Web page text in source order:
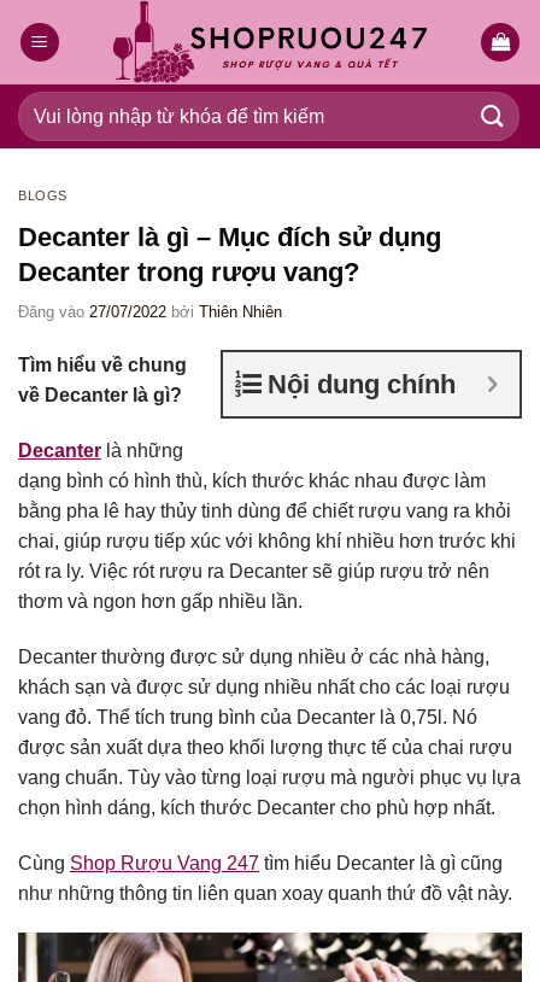
qua
dung
Tìm
kiếm:
BLOGS
Decanter là gì – Mục đích sử dụng
Decanter trong rượu vang?
Đăng vào 27/07/2022 bởi Thiên Nhiên
Nội dung chính
Tìm hiểu về chung
về Decanter là gì?
Decanter là những
dạng bình có hình thù, kích thước khác nhau được làm
bằng pha lê hay thủy tinh dùng để chiết rượu vang ra khỏi
chai, giúp rượu tiếp xúc với không khí nhiều hơn trước khi
rót ra ly. Việc rót rượu ra Decanter sẽ giúp rượu trở nên
thơm và ngon hơn gấp nhiều lần.
Decanter thường được sử dụng nhiều ở các nhà hàng,
khách sạn và được sử dụng nhiều nhất cho các loại rượu
vang đỏ. Thể tích trung bình của Decanter là 0,75l. Nó
được sản xuất dựa theo khối lượng thực tế của chai rượu
vang chuẩn. Tùy vào từng loại rượu mà người phục vụ lựa
chọn hình dáng, kích thước Decanter cho phù hợp nhất.
Cùng Shop Rượu Vang 247 tìm hiểu Decanter là gì cũng
như những thông tin liên quan xoay quanh thứ đồ vật này.